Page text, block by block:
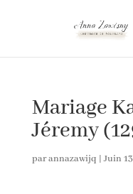
Mariage
Jéremy
parannazawijq | Juin